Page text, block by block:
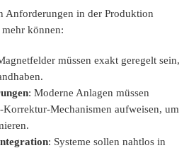
Anforderungen in der Produktion
mehr können:
müssen exakt geregelt sein,
: Moderne Anlagen müssen
Mechanismen aufweisen, um
: Systeme sollen nahtlos in